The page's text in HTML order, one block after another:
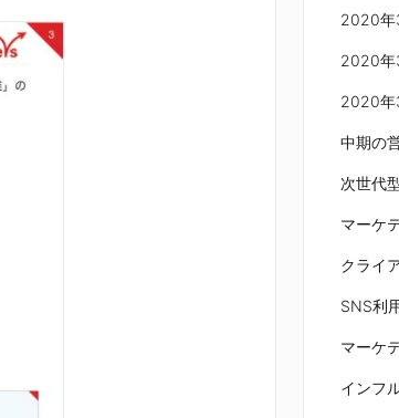
2020年
2020年
2020年
中期の
次世代
マーケ
クライ
SNS利
マーケ
インフ